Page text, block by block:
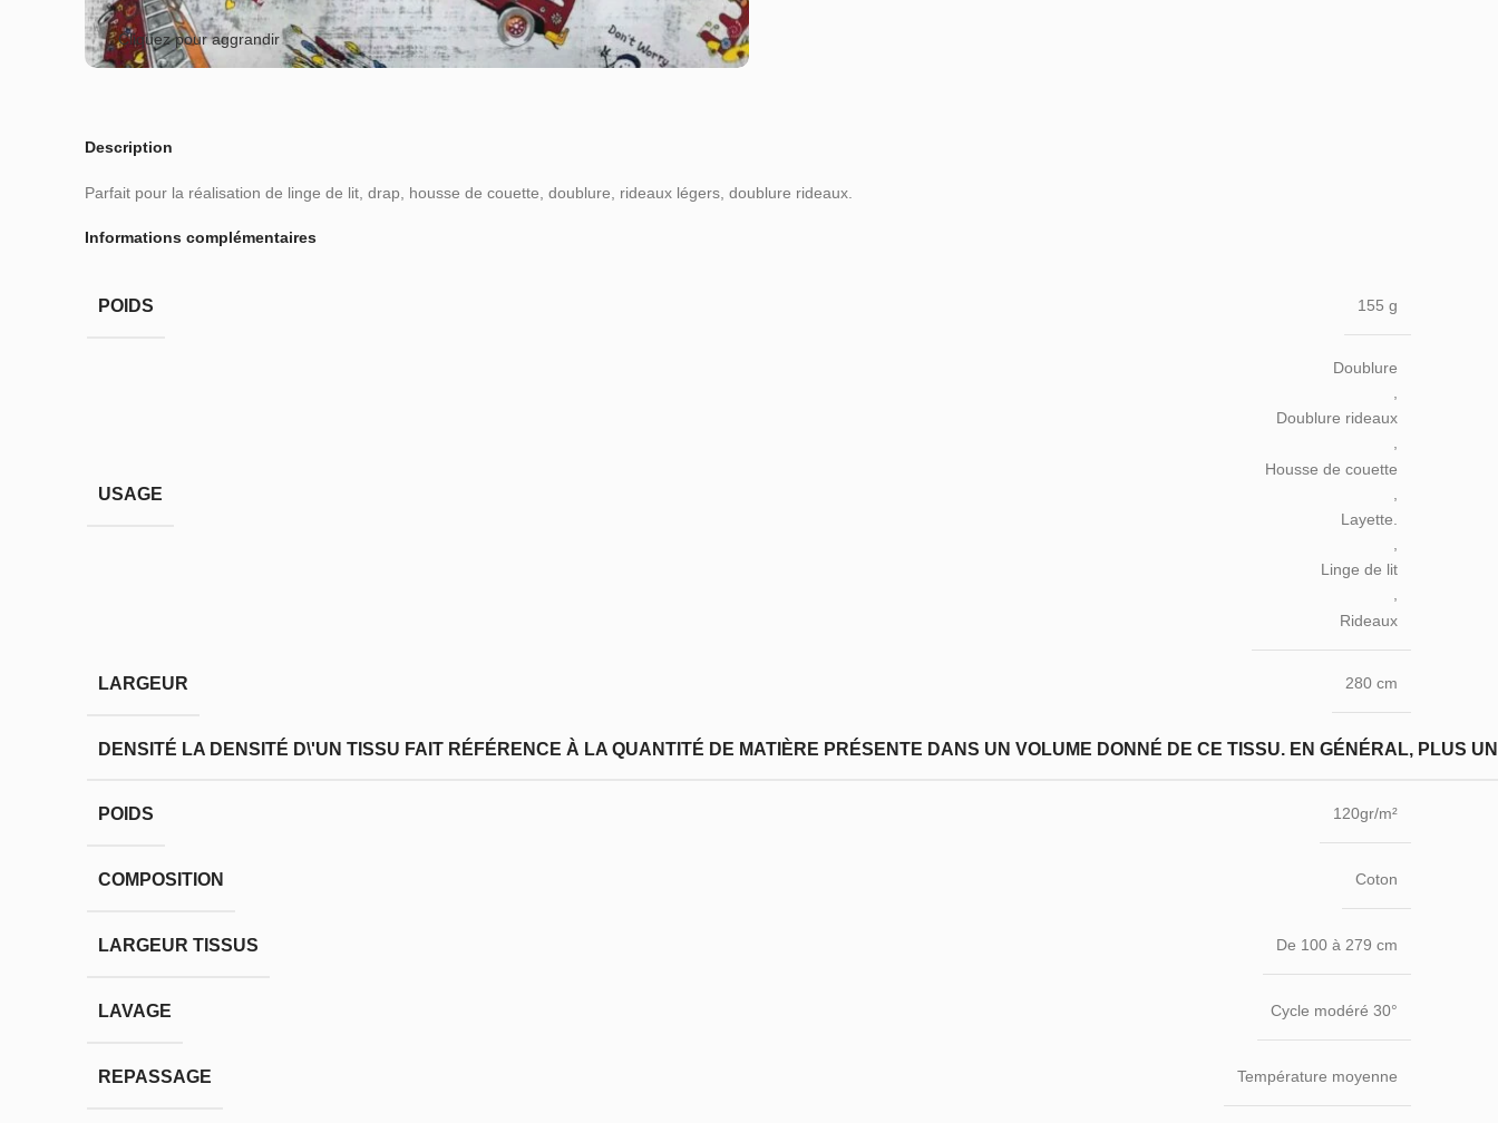
Cliquez pour aggrandir
Description
Parfait pour la réalisation de linge de lit, drap, housse de couette, doublure, rideaux légers, doublure rideaux.
Informations complémentaires
POIDS 155 g
USAGE
Doublure
Doublure rideaux
,
Housse de couette
Layette.
Linge de lit
,
Rideaux
LARGEUR 280 cm
DENSITÉ LA DENSITÉ D\'UN TISSU FAIT RÉFÉRENCE À LA QUANTITÉ DE MATIÈRE PRÉSENTE DANS UN VOLUME DONNÉ DE CE TISSU. EN GÉNÉRAL, PLUS
POIDS 120gr/m²
COMPOSITION Coton
LARGEUR TISSUS De 100 à 279 cm
LAVAGE Cycle modéré 30°
REPASSAGE Température moyenne